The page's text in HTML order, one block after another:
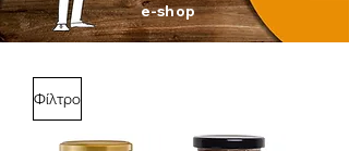
e-shop
Φίλτρο